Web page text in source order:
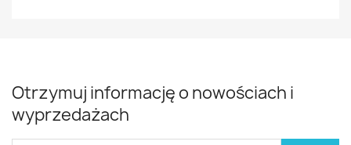
Otrzymuj informację o nowościach i
wyprzedażach